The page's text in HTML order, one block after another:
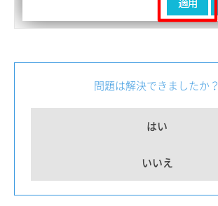
問題は解決できましたか？
はい
いいえ